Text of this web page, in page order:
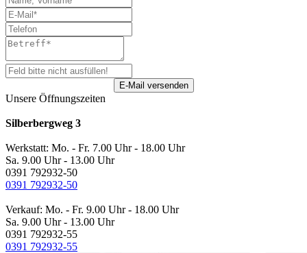
Unsere Öffnungszeiten
Silberbergweg 3
Werkstatt: Mo. - Fr. 7.00 Uhr - 18.00 Uhr
Sa. 9.00 Uhr - 13.00 Uhr
0391 792932-50
0391 792932-50
Verkauf: Mo. - Fr. 9.00 Uhr - 18.00 Uhr
Sa. 9.00 Uhr - 13.00 Uhr
0391 792932-55
0391 792932-55